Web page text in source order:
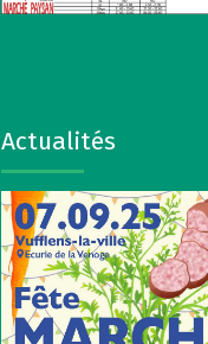
Actualités